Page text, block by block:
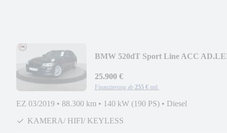
BMW 520dT Sport Line ACC
25.900 €
Finanzierung ab 255 € mtl.
EZ 03/2019 • 88.300 km • 140 kW (190 PS) • Diesel
KAMERA/ HIFI/ KEYLESS